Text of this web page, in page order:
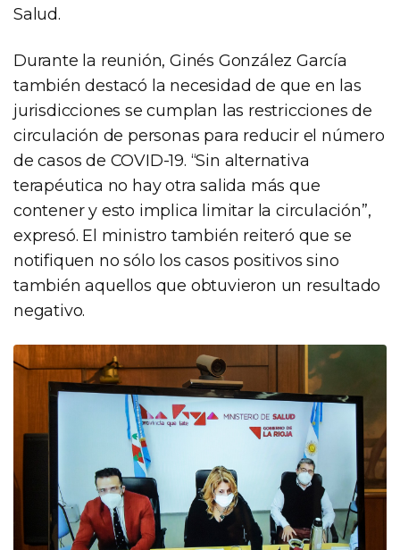
Salud.
Durante la reunión, Ginés González García
también destacó la necesidad de que en las
jurisdicciones se cumplan las restricciones de
circulación de personas para reducir el número
de casos de COVID-19. “Sin alternativa
terapéutica no hay otra salida más que
contener y esto implica limitar la circulación”,
expresó. El ministro también reiteró que se
notifiquen no sólo los casos positivos sino
también aquellos que obtuvieron un resultado
negativo.